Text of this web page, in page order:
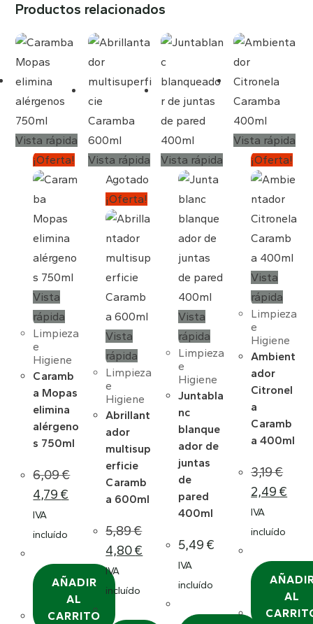
Productos relacionados
Vista rápida
¡Oferta!
Vista
rápida
Limpieza
e
Higiene
Caramb
a Mopas
elimina
alérgeno
s 750ml
6,09€
El
precio
original
era:
6,09 €.
4,79€precio
4,79 €.
IVA
incluído
AÑADIR
AL
CARRITO
Vista rápida
Agotado
¡Oferta!
Vista
rápida
Limpieza
e
Higiene
Abrillant
ador
multisup
erficie
Caramb
a 600ml
5,89€
El
precio
original
era:
5,89 €.
4,80€precio
IVA
incluído
Vista rápida
Vista
rápida
Limpieza
e
Higiene
Juntabla
nc
blanque
ador de
juntas
de
pared
400ml
5,49€
IVA
incluído
Vista rápida
¡Oferta!
Vista
rápida
Limpieza
e
Higiene
Ambient
ador
Citronel
a
Caramb
a 400ml
3,19€
El
precio
original
era:
3,19 €.
2,49€
IVA
incluído
AL